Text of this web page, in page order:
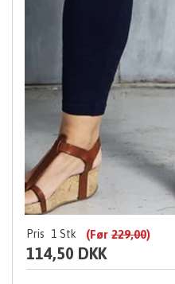
Pris 1 Stk (Før 229,00)
114,50 DKK